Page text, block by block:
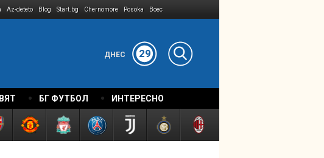
Az-deteto Blog Start.bg Chernomore Posoka Boec
ДНЕС 29
БГ ФУТБОЛ ИНТЕРЕСНО